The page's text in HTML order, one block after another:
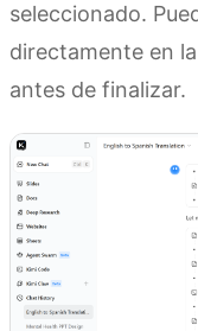
seleccionado.
directamente en
antes de finalizar.